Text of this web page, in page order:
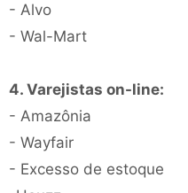
- Alvo
- Wal-Mart
4. Varejistas on-line:
- Amazônia
- Wayfair
- Excesso de estoque